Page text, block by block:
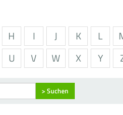
H I J K L
U V W X Y
> Suchen